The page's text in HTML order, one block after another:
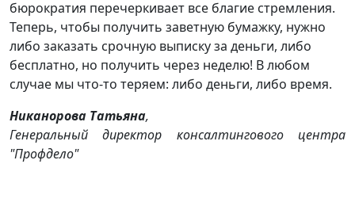
бюрократия перечеркивает все благие стремления.
Теперь, чтобы получить заветную бумажку, нужно
либо заказать срочную выписку за деньги, либо
бесплатно, но получить через неделю! В любом
случае мы что-то теряем: либо деньги, либо время.
Никанорова Татьяна,
Генеральный директор консалтингового центра
"Профдело"